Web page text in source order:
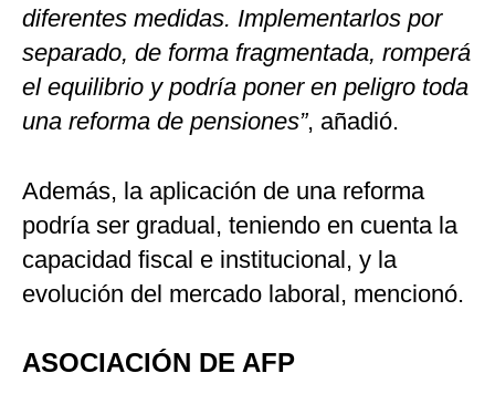
diferentes medidas. Implementarlos por
separado, de forma fragmentada, romperá
el equilibrio y podría poner en peligro toda
una reforma de pensiones”, añadió.
Además, la aplicación de una reforma
podría ser gradual, teniendo en cuenta la
capacidad fiscal e institucional, y la
evolución del mercado laboral, mencionó.
ASOCIACIÓN DE AFP